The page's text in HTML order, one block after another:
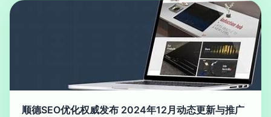
顺德SEO优化权威发布 2024年12月动态更新与推广